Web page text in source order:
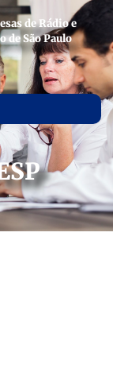
de Rádio e
de São Paulo